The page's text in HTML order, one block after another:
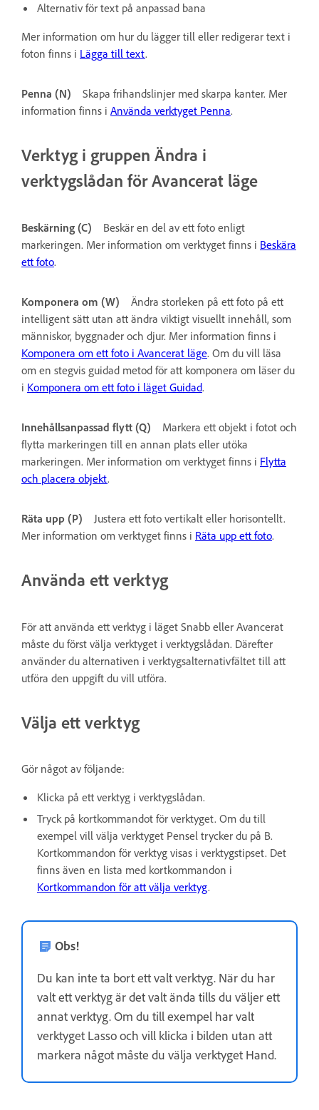
Alternativ för text på anpassad bana
Mer information om hur du lägger till eller redigerar text i
foton finns i Lägga till text.
Penna (N)
Skapa frihandslinjer med skarpa kanter. Mer
information finns i Använda verktyget Penna.
Verktyg i gruppen Ändra i
verktygslådan för Avancerat läge
Beskärning (C)
Beskär en del av ett foto enligt
markeringen. Mer information om verktyget finns i Beskära
ett foto.
Komponera om (W)
Ändra storleken på ett foto på ett
intelligent sätt utan att ändra viktigt visuellt innehåll, som
människor, byggnader och djur. Mer information finns i
Komponera om ett foto i Avancerat läge. Om du vill läsa
om en stegvis guidad metod för att komponera om läser du
i Komponera om ett foto i läget Guidad.
Innehållsanpassad flytt (Q)
Markera ett objekt i fotot och
flytta markeringen till en annan plats eller utöka
markeringen. Mer information om verktyget finns i Flytta
och placera objekt.
Räta upp (P)
Justera ett foto vertikalt eller horisontellt.
Mer information om verktyget finns i Räta upp ett foto.
Använda ett verktyg
För att använda ett verktyg i läget Snabb eller Avancerat
måste du först välja verktyget i verktygslådan. Därefter
använder du alternativen i verktygsalternativfältet till att
utföra den uppgift du vill utföra.
Välja ett verktyg
Gör något av följande:
Klicka på ett verktyg i verktygslådan.
Tryck på kortkommandot för verktyget. Om du till
exempel vill välja verktyget Pensel trycker du på B.
Kortkommandon för verktyg visas i verktygstipset. Det
finns även en lista med kortkommandon i
Kortkommandon för att välja verktyg.
Obs!
Du kan inte ta bort ett valt verktyg. När du har
valt ett verktyg är det valt ända tills du väljer ett
annat verktyg. Om du till exempel har valt
verktyget Lasso och vill klicka i bilden utan att
markera något måste du välja verktyget Hand.